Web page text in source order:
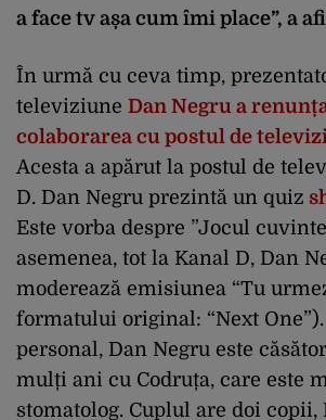
a face tv așa cum îmi place”, a
În urmă cu ceva timp,
televiziune Dan Negru a
colaborarea cu postul de
Acesta a apărut la postul de
D. Dan Negru prezintă un quiz
Este vorba despre ”Jocul
asemenea, tot la Kanal D, Dan
moderează emisiunea “Tu
formatului original: “Next
personal, Dan Negru este
mulți ani cu Codruța, care este
stomatolog. Cuplul are doi copii,